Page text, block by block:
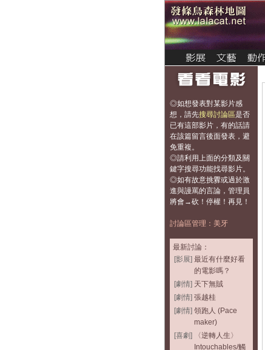
◎如想發表對某影片感
想， 請先搜尋討論區是否
已有這部影片，有的話請
在該篇留言後面發表，避
免重複。
◎請利用上面的分類及關
鍵字搜尋功能找尋影片。
◎如有故意挑釁或過於激
進與謾罵的言論，管理員
將會→砍！停權！再見！
討論區管理：美牙
最新討論：
[影展] 最近有什麼好看
的電影嗎？
[劇情] 天下無賊
[劇情] 張越桂
[劇情] 領跑人 (Pace
maker)
[喜劇]
〈逆轉人生〉
Intouchables/觸